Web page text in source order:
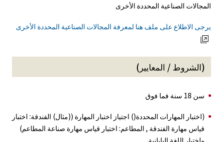
المجالات الصناعية المحددة الأخرى
يرجى الاطلاع على ملف هنا لمعرفة المجالات الصناعية المحددة الأخرى
(الشروط / المعايير)
سن 18 سنة فما فوق
(اختبار المهارات المحددة() اجتياز اختبار المهارة ((مثال) الفندقة: اختبار
قياس مهارة الفندقة , المطاعم: اختبار قياس مهارة صناعة المطاعم)
واختبار اللغة اليابانية.